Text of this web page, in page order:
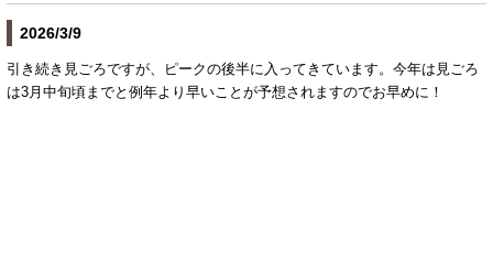
2026/3/9
引き続き見ごろですが、ピークの後半に入ってきています。今年は見ごろ
は3月中旬頃までと例年より早いことが予想されますのでお早めに！